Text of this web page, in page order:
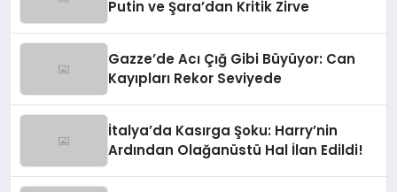
Putin ve Şara’dan Kritik Zirve
Gazze’de Acı Çığ Gibi Büyüyor: Can
Kayıpları Rekor Seviyede
İtalya’da Kasırga Şoku: Harry’nin
Ardından Olağanüstü Hal İlan Edildi!